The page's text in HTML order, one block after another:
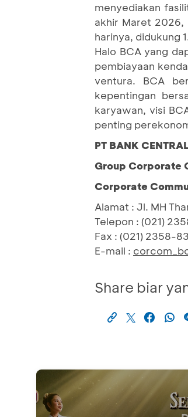
menyediakan
akhir Maret 2026,
harinya, didukung
Halo BCA yang
pembiayaan
ventura. BCA
kepentingan
karyawan, visi
penting
PT BANK
Group Corporate
Corporate
Alamat : Jl. MH
Telepon : (021)
Fax : (021) 2358-
E-mail :
Share biar